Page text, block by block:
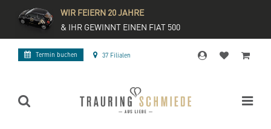
WIR FEIERN 20 JAHRE
& IHR GEWINNT EINEN FIAT 500
Termin buchen 37 Filialen